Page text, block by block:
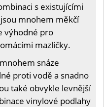
s existujícími
mnohem měkčí
výhodné pro
mazlíčky.
snáze
proti vodě a snadno
také obvykle levnější
vinylové podlahy